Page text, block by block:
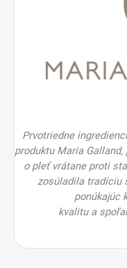
Prvotriedne
produktu Maria
o pleť vrátane proti
zosúladila tradíciu
ponúkajúc
kvalitu a